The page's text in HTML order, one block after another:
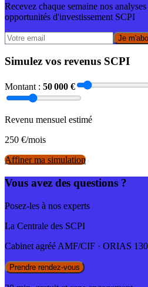
Recevez chaque semaine nos
opportunités d'investissement SCPI
Je
Simulez vos revenus SCPI
Montant : 50 000 €
Revenu mensuel estimé
250 €/mois
Affiner ma simulation
Vous avez des questions ?
Posez-les à nos experts
La Centrale des SCPI
Cabinet agréé AMF/CIF · ORIAS
Prendre rendez-vous